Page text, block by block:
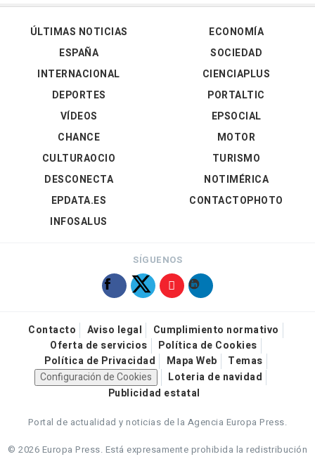
ÚLTIMAS NOTICIAS
ESPAÑA
INTERNACIONAL
DEPORTES
VÍDEOS
ECONOMÍA
SOCIEDAD
CIENCIAPLUS
PORTALTIC
EPSOCIAL
CHANCE
CULTURAOCIO
DESCONECTA
EPDATA.ES
INFOSALUS
MOTOR
TURISMO
NOTIMÉRICA
CONTACTOPHOTO
SÍGUENOS
Contacto Aviso legal
Cumplimiento normativo
Oferta de servicios
Política de Cookies
Política de Privacidad
Mapa Web
Temas
Configuración de Cookies
Loteria de navidad
Publicidad estatal
Portal de actualidad y noticias de la Agencia Europa Press.
© 2026 Europa Press. Está expresamente prohibida la redistribución